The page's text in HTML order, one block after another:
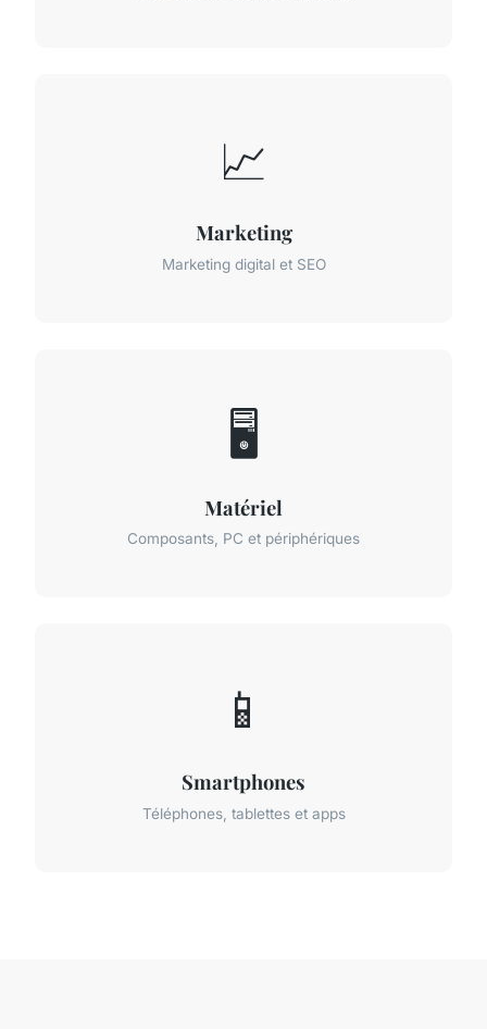
📈
Marketing
Marketing digital et SEO
🖥️
Matériel
Composants, PC et périphériques
📱
Smartphones
Téléphones, tablettes et apps